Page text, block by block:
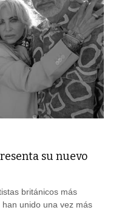
su nuevo
británicos más
unido una vez más